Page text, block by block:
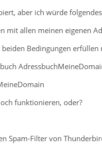
aber ich würde
mit allen meinen eigenen
Bedingungen erfüllen
funktionieren, oder?
Spam-Filter von